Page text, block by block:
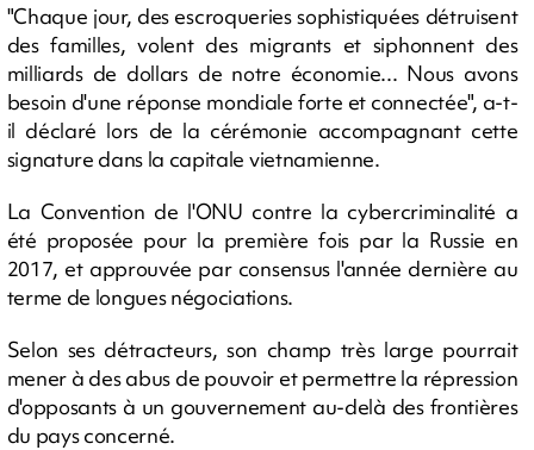
"Chaque jour, des escroqueries sophistiquées détruisent
des familles, volent des migrants et siphonnent des
milliards de dollars de notre économie... Nous avons
besoin d'une réponse mondiale forte et connectée", a-t-
il déclaré lors de la cérémonie accompagnant cette
signature dans la capitale vietnamienne.
La Convention de l'ONU contre la cybercriminalité a
été proposée pour la première fois par la Russie en
2017, et approuvée par consensus l'année dernière au
terme de longues négociations.
Selon ses détracteurs, son champ très large pourrait
mener à des abus de pouvoir et permettre la répression
d'opposants à un gouvernement au-delà des frontières
du pays concerné.